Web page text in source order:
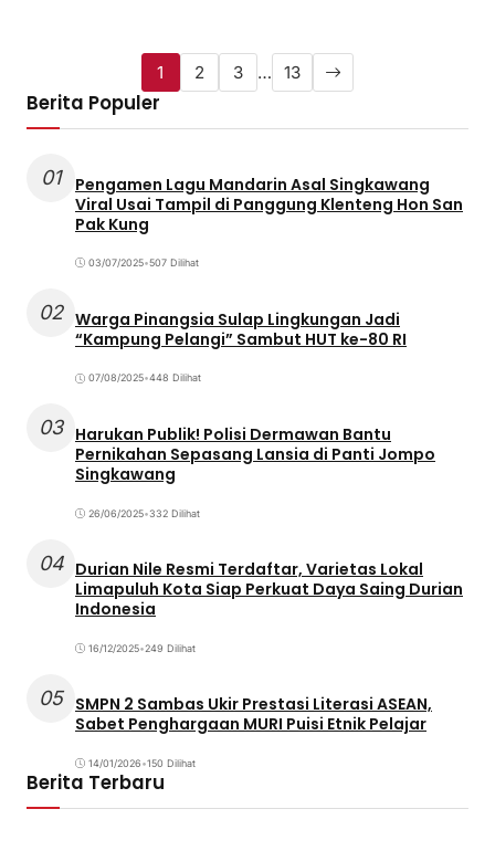
1 2 3 … 13
Berita Populer
01
Pengamen Lagu Mandarin Asal Singkawang
Viral Usai Tampil di Panggung Klenteng Hon San
Pak Kung
03/07/2025•507 Dilihat
02 Warga Pinangsia Sulap Lingkungan Jadi
“Kampung Pelangi” Sambut HUT ke-80 RI
07/08/2025•448 Dilihat
03 Harukan Publik! Polisi Dermawan Bantu
Pernikahan Sepasang Lansia di Panti Jompo
Singkawang
26/06/2025•332 Dilihat
04 Durian Nile Resmi Terdaftar, Varietas Lokal
Limapuluh Kota Siap Perkuat Daya Saing Durian
Indonesia
16/12/2025•249 Dilihat
05 SMPN 2 Sambas Ukir Prestasi Literasi ASEAN,
Sabet Penghargaan MURI Puisi Etnik Pelajar
14/01/2026•150 Dilihat
Berita Terbaru